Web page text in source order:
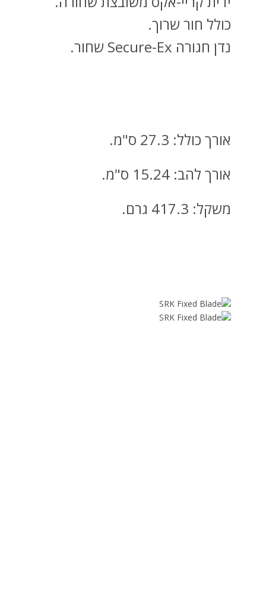
כולל חור שרוך.
נדן חגורה Secure-Ex שחור.
אורך כולל: 27.3 ס"מ.
אורך להב: 15.24 ס"מ.
משקל: 417.3 גרם.